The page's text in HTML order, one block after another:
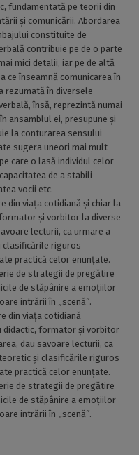
fundamentată pe teorii din
și comunicării. Abordarea
constituite de
contribuie pe de o parte
mici detalii, iar pe de altă
ce înseamnă comunicarea în
rezumată în diversele
însă, reprezintă numai
ansamblul ei, presupune și
la conturarea sensului
sugera uneori mai mult
care o lasă individul celor
de a stabili
vocii etc.
din viața cotidiană și chiar la
și vorbitor la diverse
lecturii, ca urmare a
clasificările riguros
practică celor enunțate.
de strategii de pregătire
de stăpânire a emoțiilor
intrării în „scenă”.
din viața cotidiană
didactic, formator și vorbitor
dau savoare lecturii, ca
și clasificările riguros
practică celor enunțate.
de strategii de pregătire
de stăpânire a emoțiilor
intrării în „scenă”.